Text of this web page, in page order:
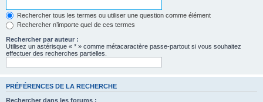
Rechercher tous les termes ou utiliser une question comme élément
Rechercher n’importe quel de ces termes
Rechercher par auteur :
Utilisez un astérisque « * » comme métacaractère passe-partout si vous souhaitez
effectuer des recherches partielles.
PRÉFÉRENCES DE LA RECHERCHE
Rechercher dans les forums :